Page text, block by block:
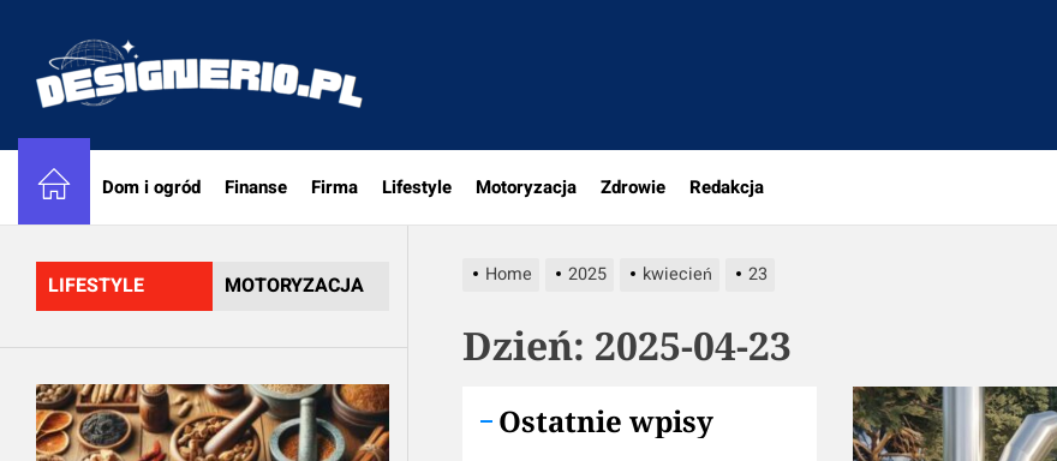
content
Dom i ogród Finanse Firma Lifestyle Motoryzacja Zdrowie Redakcja
LIFESTYLE MOTORYZACJA Home 2025 kwiecień 23
Dzień: 2025-04-23
Ostatnie wpisy